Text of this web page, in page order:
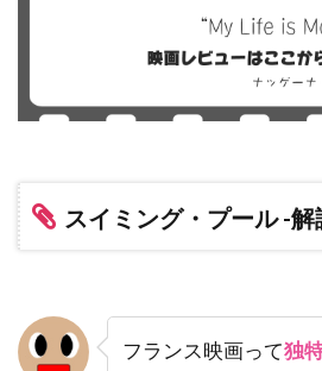
トルネード・フィルム
ト
トレイシー・ウォルター
トレヴァ・エチエンヌ
ト
トーマス・G・ウェイツ
トーマス・キニーリー
ト
トーマス・サングスター
スイミング・プール -解
フランス映画って独